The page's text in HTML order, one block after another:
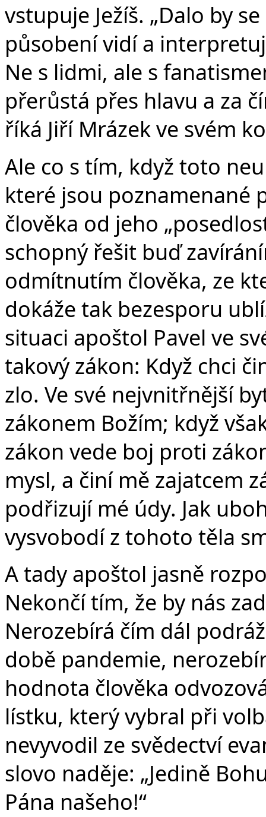
vstupuje Ježíš. „Dalo by
působení vidí a
Ne s lidmi, ale s
přerůstá přes hlavu a za
říká Jiří Mrázek ve svém
Ale co s tím, když toto
které jsou poznamenané
člověka od jeho
schopný řešit buď
odmítnutím člověka, ze
dokáže tak bezesporu
situaci apoštol Pavel ve
takový zákon: Když chci
zlo. Ve své nejvnitřnější
zákonem Božím; když
zákon vede boj proti
mysl, a činí mě zajatcem
podřizují mé údy. Jak
vysvobodí z tohoto těla
A tady apoštol jasně
Nekončí tím, že by nás
Nerozebírá čím dál
době pandemie,
hodnota člověka
lístku, který vybral při
nevyvodil ze svědectví
slovo naděje: „Jedině
Pána našeho!“